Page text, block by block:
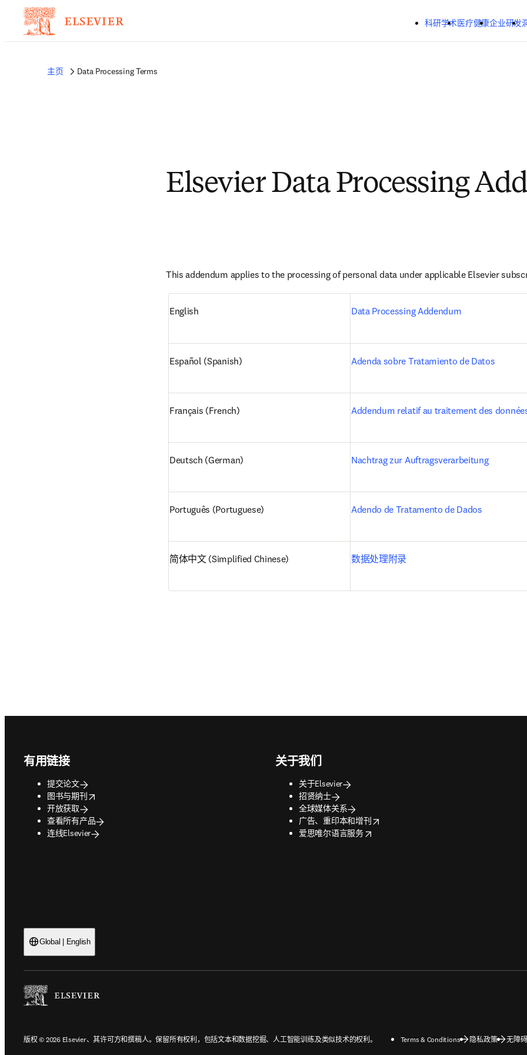
跳转到主内容
科研学术医疗健康企业研发
主页 Data Processing Terms
Elsevier Data Processing
This addendum applies to the processing of personal data under applicable Elsevier
English Data Processing Addendum
Español (Spanish) Adenda sobre Tratamiento de Datos
Français (French) Addendum relatif au traitement des
Deutsch (German) Nachtrag zur Auftragsverarbeitung
Português (Portuguese) Adendo de Tratamento de Dados
简体中文 (Simplified Chinese) 数据处理附录
有用链接
提交论文
图书与期刊
opens in new tab/window
开放获取
查看所有产品
连线Elsevier
关于我们
关于Elsevier
招贤纳士
全球媒体关系
广告、重印本和增刊
opens in new tab/window
爱思唯尔语言服务
opens in new tab/window
Global | English
版权 © 2026 Elsevier、其许可方和撰稿人。保留所有权利，包括文本和数据挖掘、人工智能训练及类似技术的权利。 Terms & Conditions 隐私政策 无障碍